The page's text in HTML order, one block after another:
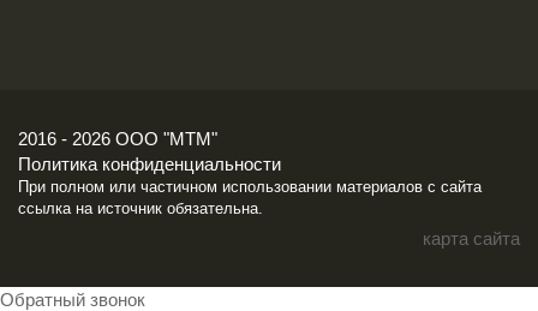
2016 - 2026 ООО "МТМ"
Политика конфиденциальности
При полном или частичном использовании материалов с сайта
ссылка на источник обязательна.
карта сайта
Обратный звонок